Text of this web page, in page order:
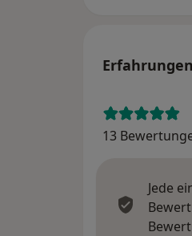
Erfahrungen
13
Jede